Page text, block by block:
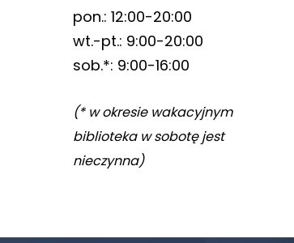
pon.: 12:00-20:00
wt.-pt.: 9:00-20:00
sob.*: 9:00-16:00
(* w okresie wakacyjnym
biblioteka w sobotę jest
nieczynna)